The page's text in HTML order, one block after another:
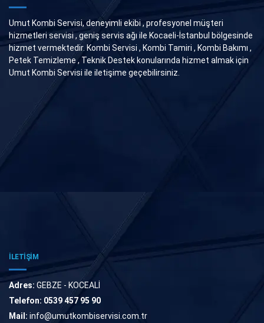
Umut Kombi Servisi, deneyimli ekibi , profesyonel müşteri
hizmetleri servisi , geniş servis ağı ile Kocaeli-İstanbul bölgesinde
hizmet vermektedir. Kombi Servisi , Kombi Tamiri , Kombi Bakımı ,
Petek Temizleme , Teknik Destek konularında hizmet almak için
Umut Kombi Servisi ile iletişime geçebilirsiniz.
İLETİŞİM
Adres: GEBZE - KOCEALİ
Telefon: 0539 457 95 90
Mail: info@umutkombiservisi.com.tr